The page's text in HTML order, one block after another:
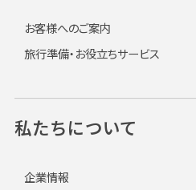
お客様へのご案内
旅行準備・お役立ちサービス
私たちについて
企業情報